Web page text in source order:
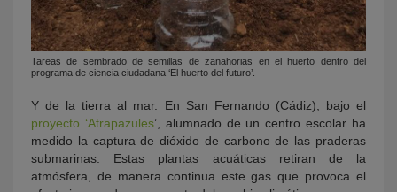
Tareas de sembrado de semillas de zanahorias en el huerto dentro del
programa de ciencia ciudadana ‘El huerto del futuro’.
Y de la tierra al mar. En San Fernando (Cádiz), bajo el
proyecto ‘Atrapazules’, alumnado de un centro escolar ha
medido la captura de dióxido de carbono de las praderas
submarinas. Estas plantas acuáticas retiran de la
atmósfera, de manera continua este gas que provoca el